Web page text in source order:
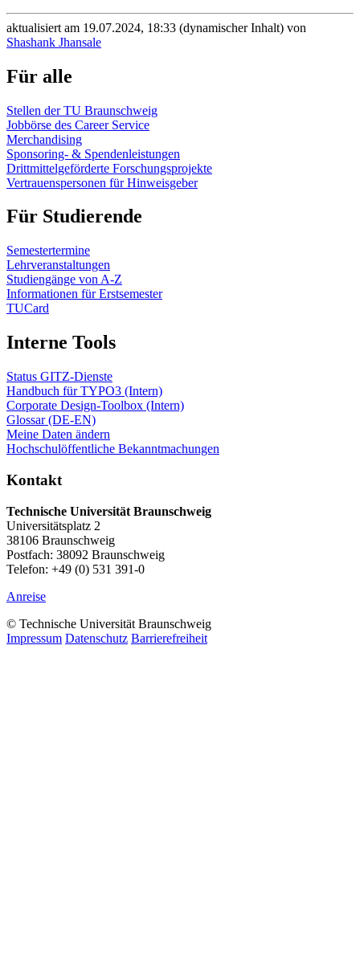
aktualisiert am 19.07.2024, 18:33 (dynamischer Inhalt) von
Shashank Jhansale
Für alle
Stellen der TU Braunschweig
Jobbörse des Career Service
Merchandising
Sponsoring- & Spendenleistungen
Drittmittelgeförderte Forschungsprojekte
Vertrauenspersonen für Hinweisgeber
Für Studierende
Semestertermine
Lehrveranstaltungen
Studiengänge von A-Z
Informationen für Erstsemester
TUCard
Interne Tools
Status GITZ-Dienste
Handbuch für TYPO3 (Intern)
Corporate Design-Toolbox (Intern)
Glossar (DE-EN)
Meine Daten ändern
Hochschulöffentliche Bekanntmachungen
Kontakt
Technische Universität Braunschweig
Universitätsplatz 2
38106 Braunschweig
Postfach: 38092 Braunschweig
Telefon: +49 (0) 531 391-0
Anreise
© Technische Universität Braunschweig
Impressum Datenschutz Barrierefreiheit